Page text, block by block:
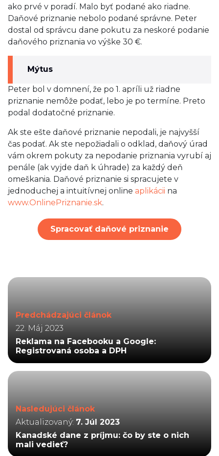
ako prvé v poradí. Malo byť podané ako riadne.
Daňové priznanie nebolo podané správne. Peter
dostal od správcu dane pokutu za neskoré podanie
daňového priznania vo výške 30 €.
Mýtus
Peter bol v domnení, že po 1. apríli už riadne
priznanie nemôže podať, lebo je po termíne. Preto
podal dodatočné priznanie.
Ak ste ešte daňové priznanie nepodali, je najvyšší
čas podať. Ak ste nepožiadali o odklad, daňový úrad
vám okrem pokuty za nepodanie priznania vyrubí aj
penále (ak vyjde daň k úhrade) za každý deň
omeškania. Daňové priznanie si spracujete v
jednoduchej a intuitívnej online aplikácii na
www.OnlinePriznanie.sk.
Spracovať daňové priznanie
Predchádzajúci článok
22. Máj 2023
Reklama na Facebooku a Google:
Registrovaná osoba a DPH
Nasledujúci článok
Aktualizovaný: 7. Júl 2023
Kanadské dane z príjmu: čo by ste o nich
mali vedieť?